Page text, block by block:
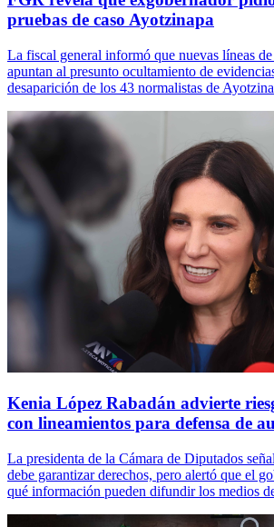
pruebas de caso Ayotzinapa
La fiscal general informó que nuevas líneas
apuntan al presunto ocultamiento de
desaparición de los 43 normalistas de
Kenia López Rabadán advierte
con lineamientos para defensa de
La presidenta de la Cámara de Diputados
debe garantizar derechos, pero alertó que el
qué información pueden difundir los medios